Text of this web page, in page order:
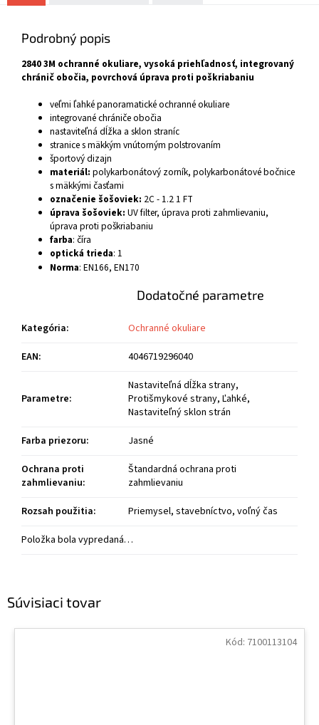
Súvisiaci tovar
Kód: 7100113104
Podrobný popis
2840 3M ochranné okuliare, vysoká priehľadnosť, integrovaný
chránič obočia, povrchová úprava proti poškriabaniu
veľmi ľahké panoramatické ochranné okuliare
integrované chrániče obočia
nastaviteľná dĺžka a sklon straníc
stranice s mäkkým vnútorným polstrovaním
športový dizajn
materiál: polykarbonátový zorník, polykarbonátové bočnice
s mäkkými časťami
označenie šošoviek: 2C - 1.2 1 FT
úprava šošoviek: UV filter, úprava proti zahmlievaniu,
úprava proti poškriabaniu
farba: číra
optická trieda: 1
Norma: EN166, EN170
Dodatočné parametre
Kategória:
Ochranné okuliare
EAN: 4046719296040
Parametre:
Nastaviteľná dĺžka strany,
Protišmykové strany, Ľahké,
Nastaviteľný sklon strán
Farba priezoru:
Jasné
Ochrana proti
zahmlievaniu:
Štandardná ochrana proti
zahmlievaniu
Rozsah použitia:
Priemysel, stavebníctvo, voľný čas
Položka bola vypredaná…